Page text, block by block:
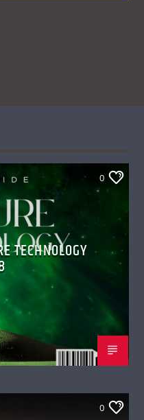
0
TECHNOLOGY
0